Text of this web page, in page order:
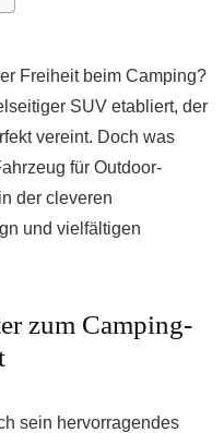
Freiheit beim Camping?
SUV etabliert, der
vereint. Doch was
für Outdoor-
der cleveren
und vielfältigen
zum Camping-
sein hervorragendes